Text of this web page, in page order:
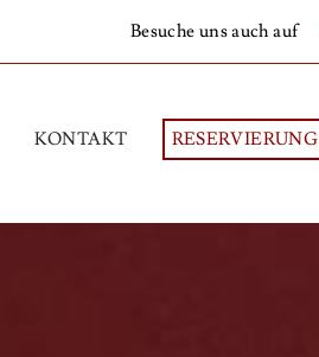
Besuche uns auch auf
KONTAKT RESERVIERUNG